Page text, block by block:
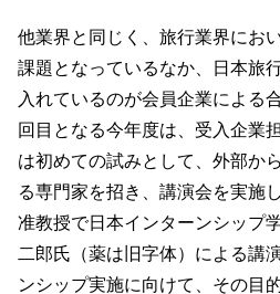
他業界と同じく、旅行業界にお
課題となっているなか、日本旅
入れているのが会員企業による
回目となる今年度は、受入企業
は初めての試みとして、外部か
る専門家を招き、講演会を実施
准教授で日本インターンシップ
二郎氏（薬は旧字体）による講
ンシップ実施に向けて、その目